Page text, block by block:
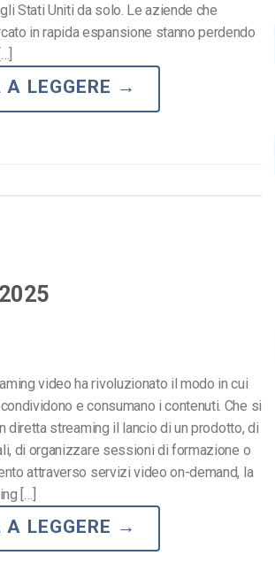
Stati Uniti da solo. Le aziende che
in rapida espansione stanno perdendo
LEGGERE →
video ha rivoluzionato il modo in cui
e consumano i contenuti. Che si
diretta streaming il lancio di un prodotto, di
di organizzare sessioni di formazione o
attraverso servizi video on-demand, la
[…]
LEGGERE →